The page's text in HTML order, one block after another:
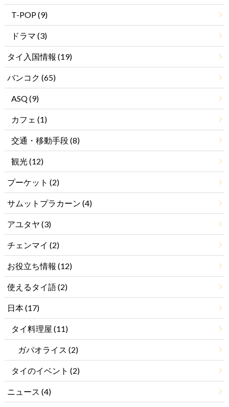
T-POP(9)
ドラマ (3)
タイ入国情報 (19)
バンコク (65)
ASQ(9)
カフェ (1)
交通・移動手段(8)
観光(12)
プーケット (2)
サムットプラカーン (4)
アユタヤ (3)
チェンマイ (2)
お役立ち情報 (12)
使えるタイ語(2)
日本(17)
タイ料理屋 (11)
ガパオライス (2)
タイのイベント (2)
ニュース (4)